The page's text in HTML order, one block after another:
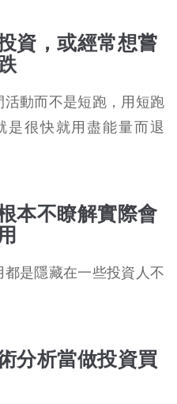
資，或經常想嘗
動而不是短跑，用短跑
是很快就用盡能量而退
本不瞭解實際會
是隱藏在一些投資人不
分析當做投資買